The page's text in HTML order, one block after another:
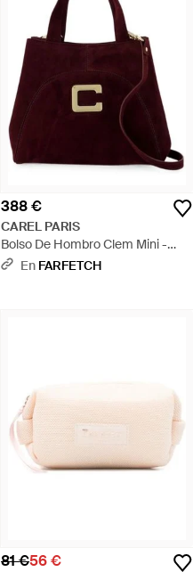
388 €
CAREL PARIS
Bolso De Hombro Clem Mini -
Morado
En FARFETCH
81 €56 €